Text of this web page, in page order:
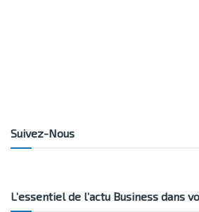
Suivez-Nous
L’essentiel de l’actu Business dans